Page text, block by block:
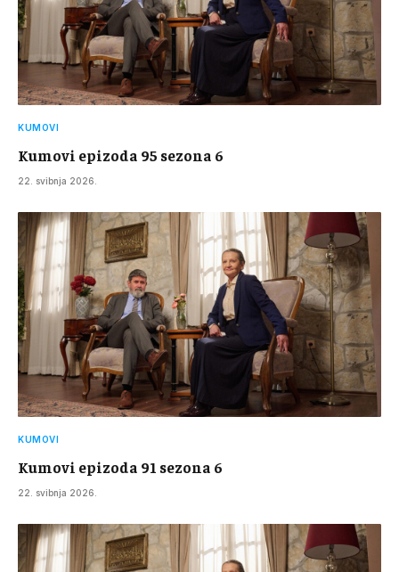
KUMOVI
Kumovi epizoda 95 sezona 6
22. svibnja 2026.
KUMOVI
Kumovi epizoda 91 sezona 6
22. svibnja 2026.